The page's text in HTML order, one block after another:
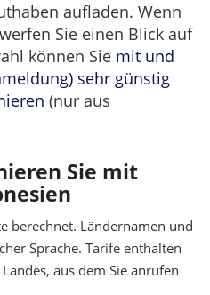
aufladen. Wenn
Sie einen Blick auf
können Sie mit und
sehr günstig
(nur aus
Sie mit
berechnet. Ländernamen und
Sprache. Tarife enthalten
aus dem Sie anrufen